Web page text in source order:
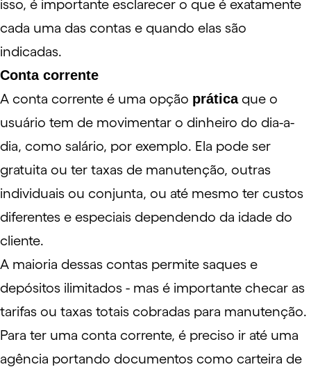
isso, é importante esclarecer o que é exatamente
cada uma das contas e quando elas são
indicadas.
Conta corrente
A conta corrente é uma opção práticaque o
usuário tem de movimentar o dinheiro do dia-a-
dia, como salário, por exemplo. Ela pode ser
gratuita ou ter taxas de manutenção, outras
individuais ou conjunta, ou até mesmo ter custos
diferentes e especiais dependendo da idade do
cliente.
A maioria dessas contas permite saques e
depósitos ilimitados - mas é importante checar as
tarifas ou taxas totais cobradas para manutenção.
Para ter uma conta corrente, é preciso ir até uma
agência portando documentos como carteira de